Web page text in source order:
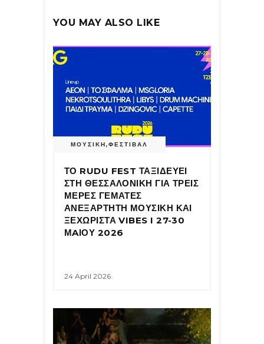
YOU MAY ALSO LIKE
ΜΟΥΣΙΚΗ,ΦΕΣΤΙΒΑΛ
ΤΟ RUDU FEST ΤΑΞΙΔΕΥΕΙ
ΣΤΗ ΘΕΣΣΑΛΟΝΙΚΗ ΓΙΑ ΤΡΕΙΣ
ΜΕΡΕΣ ΓΕΜΑΤΕΣ
ΑΝΕΞΑΡΤΗΤΗ ΜΟΥΣΙΚΗ ΚΑΙ
ΞΕΧΩΡΙΣΤΑ VIBES I 27-30
ΜAΙΟΥ 2026
24 April 2026